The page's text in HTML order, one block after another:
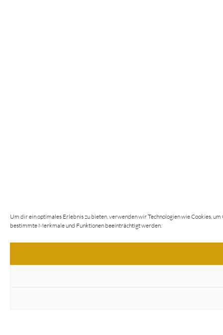
Um dir ein optimales Erlebnis zu bieten, verwenden wir Technologien wie Cookies,
bestimmte Merkmale und Funktionen beeinträchtigt werden.